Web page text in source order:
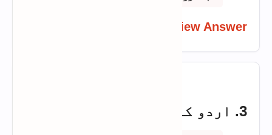
View Answer
3. اردو کا پہلا ناول کون سا ہے؟